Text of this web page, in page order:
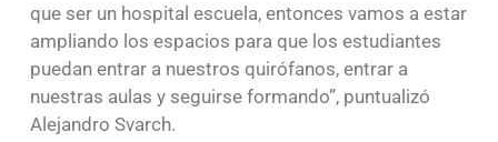
que ser un hospital escuela, entonces vamos a estar
ampliando los espacios para que los estudiantes
puedan entrar a nuestros quirófanos, entrar a
nuestras aulas y seguirse formando”, puntualizó
Alejandro Svarch.